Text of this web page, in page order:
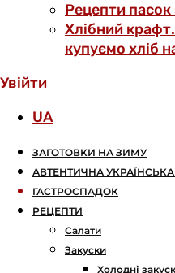
Рецепти пасок
Хлібний
купуємо хліб
Увійти
UA
ЗАГОТОВКИ НА ЗИМУ
АВТЕНТИЧНА
ГАСТРОСПАДОК
РЕЦЕПТИ
Салати
Закуски
Холодні